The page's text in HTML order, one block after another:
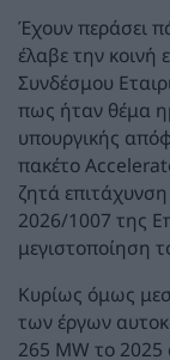
Έχουν περάσει
έλαβε την κοινή
Συνδέσμου
πως ήταν θέμα
υπουργικής
πακέτο
ζητά
2026/1007 της
μεγιστοποίηση
Κυρίως όμως
των έργων
265 MW το 2025